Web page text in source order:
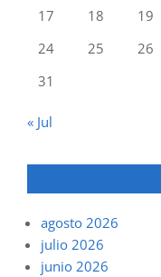
17
18 19
24
25 26
31
« Jul
agosto 2026
julio 2026
junio 2026